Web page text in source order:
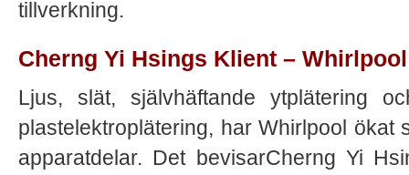
tillverkning.
Cherng Yi Hsings Klient – ​​Whirlpool
Ljus, slät, självhäftande ytplätering
plastelektroplätering, har Whirlpool ökat
apparatdelar. Det bevisarCherng Yi